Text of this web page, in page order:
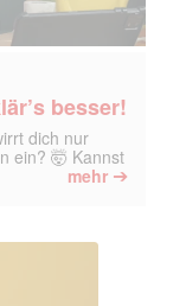
besser!
dich nur
ein? 🤯 Kannst
mehr ➔